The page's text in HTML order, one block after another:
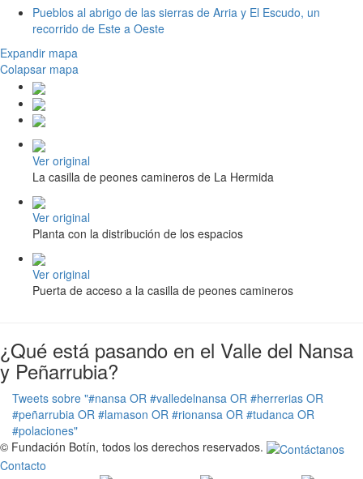
Pueblos al abrigo de las sierras de Arria y El Escudo, un
recorrido de Este a Oeste
Expandir mapa
Colapsar mapa
Ver original
La casilla de peones camineros de La Hermida
Ver original
Planta con la distribución de los espacios
Ver original
Puerta de acceso a la casilla de peones camineros
¿Qué está pasando en el Valle del Nansa
y Peñarrubia?
Tweets sobre "#nansa OR #valledelnansa OR #herrerias OR
#peñarrubia OR #lamason OR #rionansa OR #tudanca OR
#polaciones"
© Fundación Botín, todos los derechos reservados.
Contacto